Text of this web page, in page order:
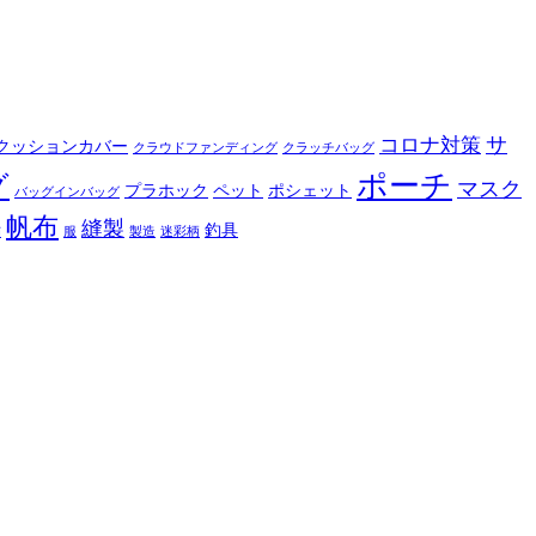
ッションカバー クラウドファンディング クラッチバッグ コロナ対策 サ
バッグインバッグ プラホック ペット ポシェット ポーチ マスク
帆布 服 縫製 製造 迷彩柄 釣具